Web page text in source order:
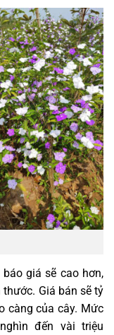
giá sẽ cao hơn,
Giá bán sẽ tỷ
càng của cây. Mức
đến vài triệu